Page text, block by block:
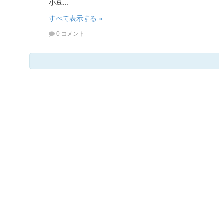
小豆...
すべて表示する »
0 コメント